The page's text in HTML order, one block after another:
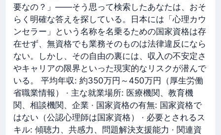
要なの？」——そう思って検索したあなたは、おそ
らく明確な答えを探している。日本には「心理カウ
ンセラー」という名称を名乗るための国家資格は存
在せず、無資格でも業務そのものは法律違反になら
ない。しかし、その自由の裏には、収入の不安定さ
やキャリアの限界といった現実的なリスクが潜んで
いる。 平均年収: 約350万円～450万円（厚生労働
省職業情報） · 主な就業場所: 医療機関、教育機
関、相談機関、企業 · 国家資格の有無: 国家資格で
はない（公認心理師は国家資格） · 必要とされるス
キル: 傾聴力、共感力、問題解決支援能力 · 関連資